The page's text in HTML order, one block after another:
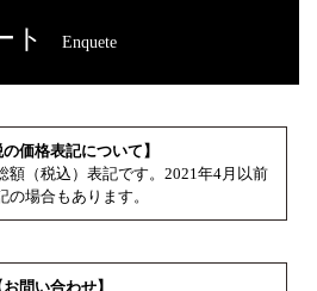
ト Enquete
の価格表記について】
額（税込）表記です。2021年4月以前
場合もあります。
お問い合わせ】